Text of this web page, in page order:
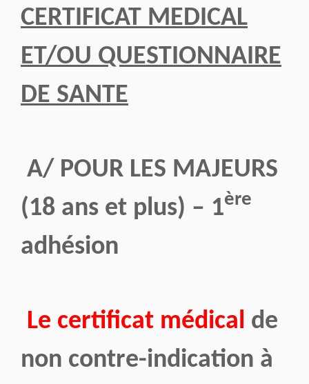
CERTIFICAT MEDICAL
ET/OU QUESTIONNAIRE
DE SANTE
A/ POUR LES MAJEURS
(18 ans et plus) – 1ère
adhésion
Le certificat médical de
non contre-indication à